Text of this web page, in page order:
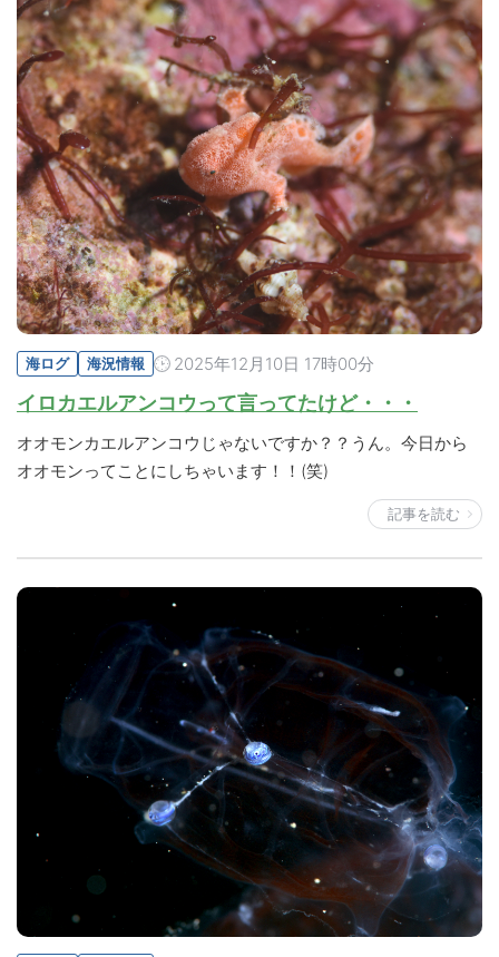
海ログ 海況情報 2025年12月10日 17時00分
イロカエルアンコウって言ってたけど・・・
オオモンカエルアンコウじゃないですか？？うん。今日から
オオモンってことにしちゃいます！！(笑)
記事を読む